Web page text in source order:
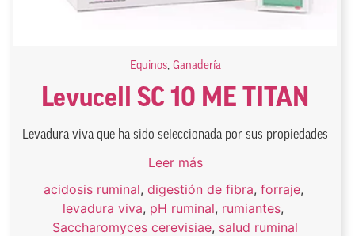
Equinos, Ganadería
Levucell SC 10 ME TITAN
Levadura viva que ha sido seleccionada por sus propiedades
Leer más
acidosis ruminal, digestión de fibra, forraje,
levadura viva, pH ruminal, rumiantes,
Saccharomyces cerevisiae, salud ruminal